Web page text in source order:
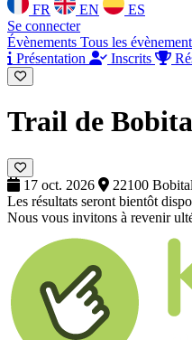
FR EN
ES
Se connecter
Évènements Tous les
Présentation
Inscrits
Trail de
17 oct. 2026
22100 Bobital
Les résultats seront bientôt
Nous vous invitons à revenir